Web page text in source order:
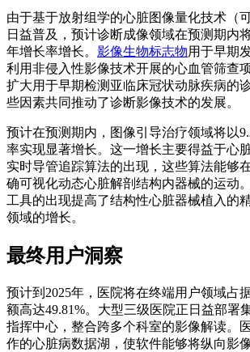
由于基于放射组学的心脏图像量化技术（
日益普及，预计诊断成像领域在预测期内
年增长率增长。 影像生物标志物用于早期
利用非侵入性影像技术开展的心血管筛查
扩大用于早期检测亚临床冠状动脉疾病的
些因素共同推动了诊断影像技术的发展。
预计在预测期内，图像引导治疗领域将以
率实现显著增长。这一增长主要得益于心
实时导管追踪算法的出现，这些算法能够
确可视化动态心脏解剖结构内器械的运动
工具的出现提高了结构性心脏器械植入的
领域的增长。
最终用户洞察
预计到2025年，医院将在终端用户领域占
额高达49.81%。大型三级医院正日益部署
指挥中心，整合跨多个科室的影像解读。
作的心脏病数据湖，使软件能够将纵向影